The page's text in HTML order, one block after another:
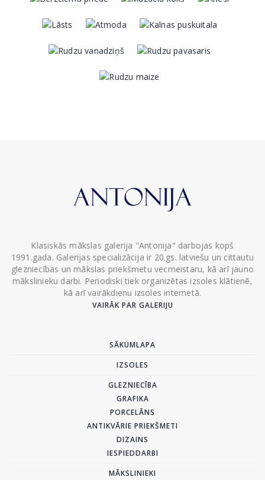
Klasiskās mākslas galerija "Antonija" darbojas kopš
1991.gada. Galerijas specializācija ir 20.gs. latviešu un cittautu
glezniecības un mākslas priekšmetu vecmeistaru, kā arī jauno
mākslinieku darbi. Periodiski tiek organizētas izsoles klātienē,
kā arī vairākdienu izsoles internetā.
VAIRĀK PAR GALERIJU
SĀKUMLAPA
IZSOLES
GLEZNIECĪBA
GRAFIKA
PORCELĀNS
ANTIKVĀRIE PRIEKŠMETI
DIZAINS
IESPIEDDARBI
MĀKSLINIEKI